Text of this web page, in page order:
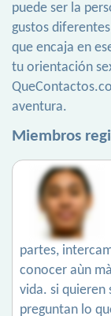
puede ser la
gustos
que encaja en
tu orientación
aventura.
Miembros
partes,
conocer aùn
vida. si quieren
preguntan lo